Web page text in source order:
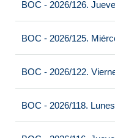
BOC - 2026/126.
BOC - 2026/125.
BOC - 2026/122.
BOC - 2026/118.